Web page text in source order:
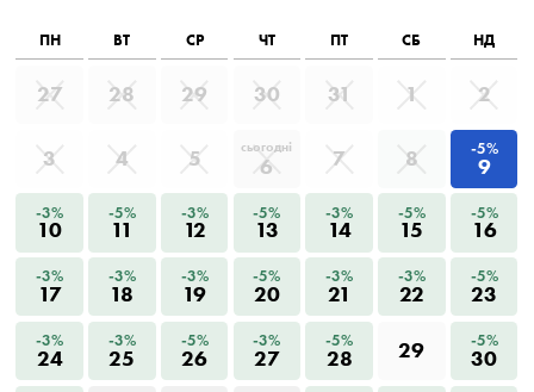
ПН ВТ СР ЧТ ПТ СБ НД
27 28 29 30 31 1 2
3 4 5 сьогодні
6 7 8 -5%
9
-3%
10
-5%
11
-3%
12
-5%
13
-3%
14
-5%
15
-5%
16
-3%
17
-3%
18
-3%
19
-5%
20
-3%
21
-3%
22
-5%
23
-3%
24
-3%
25
-5%
26
-3%
27
-5%
28 29 -5%
30